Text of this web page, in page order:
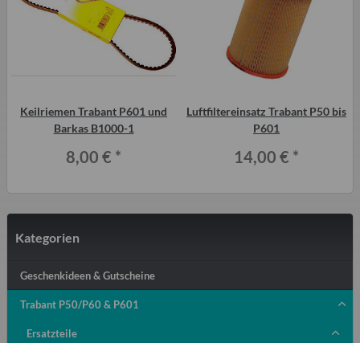
Keilriemen Trabant P601 und
Barkas B1000-1
8,00 € *
Luftfiltereinsatz Trabant P50 bis
P601
14,00 € *
Kategorien
Geschenkideen & Gutscheine
Trabant P50/P60 & P601
Ersatzteile